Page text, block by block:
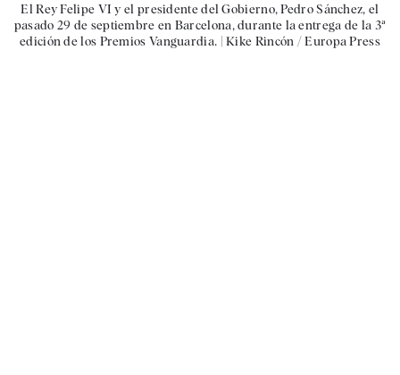
El Rey Felipe VI y el presidente del Gobierno, Pedro Sánchez, el
pasado 29 de septiembre en Barcelona, durante la entrega de la 3ª
edición de los Premios Vanguardia. |Kike Rincón / Europa Press